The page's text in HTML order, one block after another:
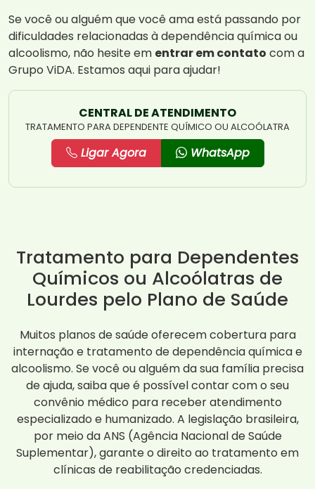
Se você ou alguém que você ama está passando por
dificuldades relacionadas à dependência química ou
alcoolismo, não hesite em entrar em contato com a
Grupo ViDA. Estamos aqui para ajudar!
CENTRAL DE ATENDIMENTO
TRATAMENTO PARA DEPENDENTE QUÍMICO OU ALCOÓLATRA
Ligar Agora WhatsApp
Tratamento para Dependentes
Químicos ou Alcoólatras de
Lourdes pelo Plano de Saúde
Muitos planos de saúde oferecem cobertura para
internação e tratamento de dependência química e
alcoolismo. Se você ou alguém da sua família precisa
de ajuda, saiba que é possível contar com o seu
convênio médico para receber atendimento
especializado e humanizado. A legislação brasileira,
por meio da ANS (Agência Nacional de Saúde
Suplementar), garante o direito ao tratamento em
clínicas de reabilitação credenciadas.